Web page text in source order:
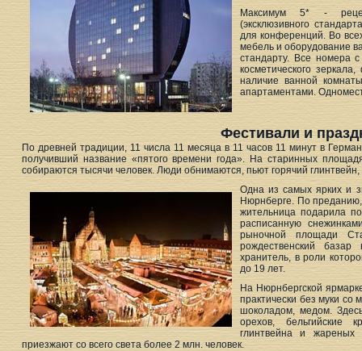
Максимум 5* -
(эксклюзивного
для конференций. Во
мебель и оборудование
стандарту. Все номера
косметического
наличие ванной
апартаментами.
Фестивали и
По древней традиции, 11 числа 11 месяца в 11 часов 11 минут в
получивший название «пятого времени года». На старинных
собираются тысячи человек. Люди обнимаются, пьют горячий
Одна из самых ярких и
Нюрнберге. По
жительница подарила
расписанную
рыночной площади
рождественский
хранитель, в роли
до 19 лет.
На Нюрнбергской
практически без муки со
шоколадом, медом.
орехов, бельгийские
глинтвейна и
приезжают со всего света более 2 млн. человек.